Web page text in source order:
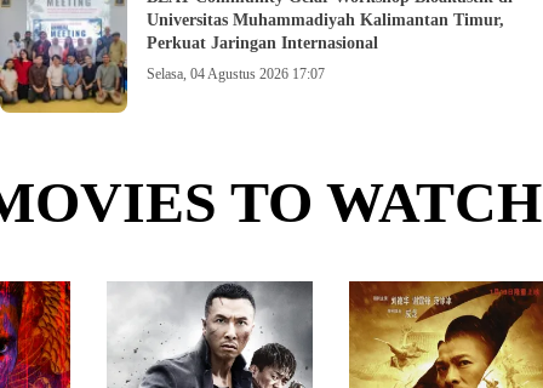
Universitas Muhammadiyah Kalimantan Timur,
Perkuat Jaringan Internasional
Selasa, 04 Agustus 2026 17:07
TO WATCH